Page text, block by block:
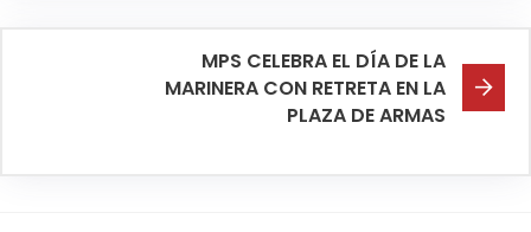
MPS CELEBRA EL DÍA DE LA
MARINERA CON RETRETA EN LA
PLAZA DE ARMAS